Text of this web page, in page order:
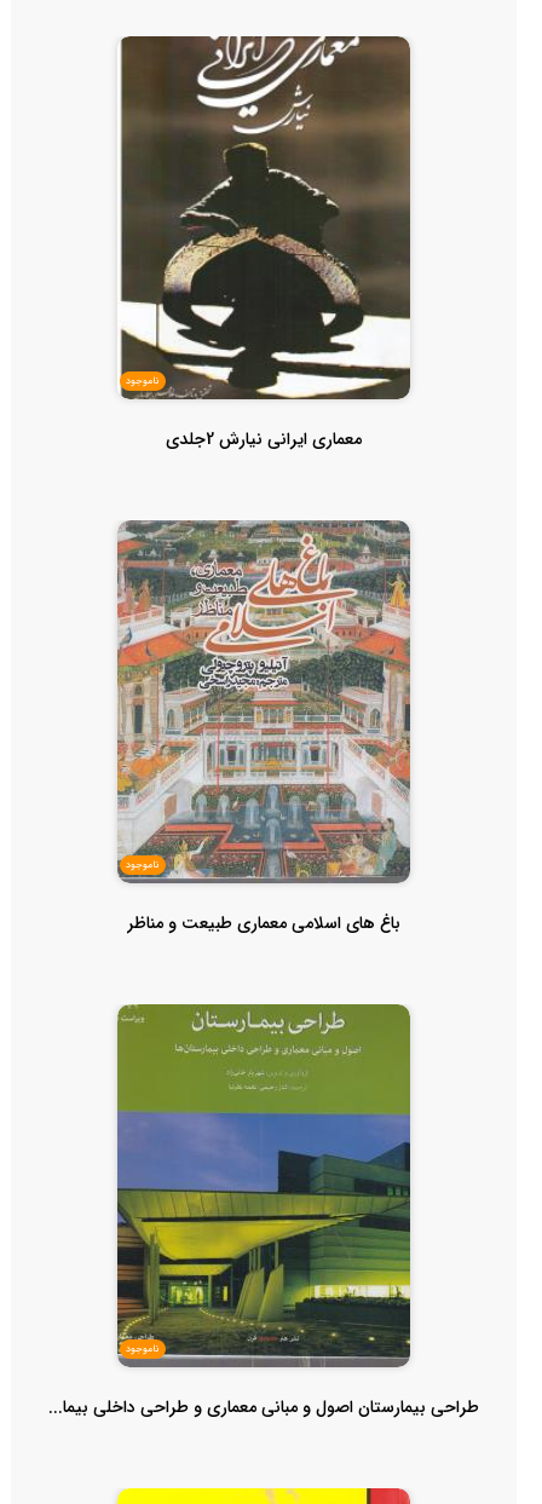
ناموجود
معماری ایرانی نیارش 2جلدی
ناموجود
باغ های اسلامی معماری طبیعت و مناظر
ناموجود
طراحی بیمارستان اصول و مبانی معماری و طراحی داخلی بیما...